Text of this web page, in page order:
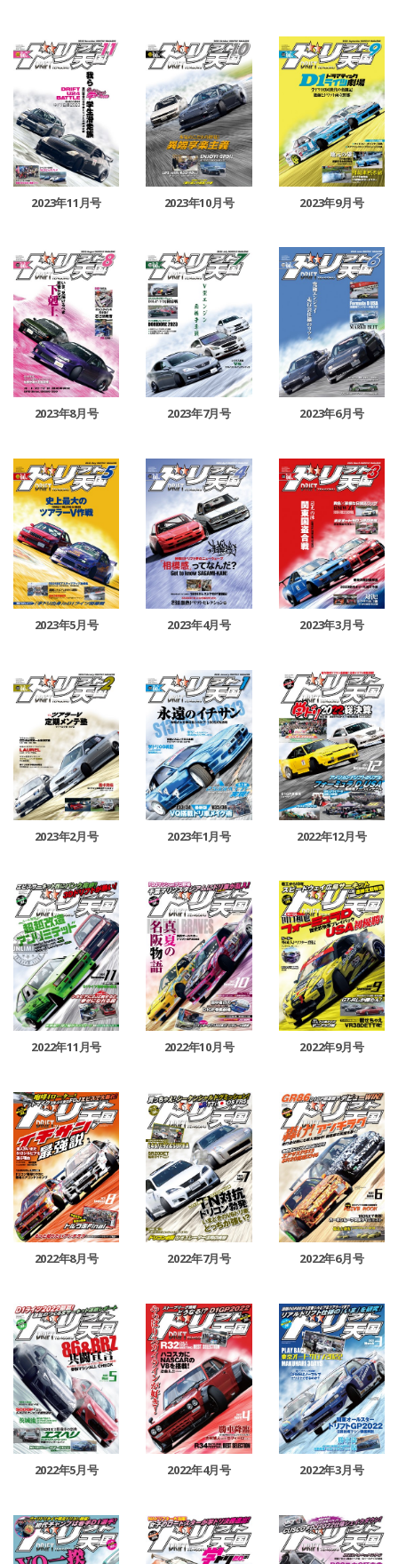
2023年11月号 2023年10月号 2023年9月号
2023年8月号 2023年7月号 2023年6月号
2023年5月号 2023年4月号 2023年3月号
2023年2月号 2023年1月号 2022年12月号
2022年11月号 2022年10月号 2022年9月号
2022年8月号 2022年7月号 2022年6月号
2022年5月号 2022年4月号 2022年3月号